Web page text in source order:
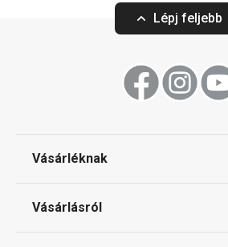
Lépj feljebb
Vásárléknak
Vásárlásról